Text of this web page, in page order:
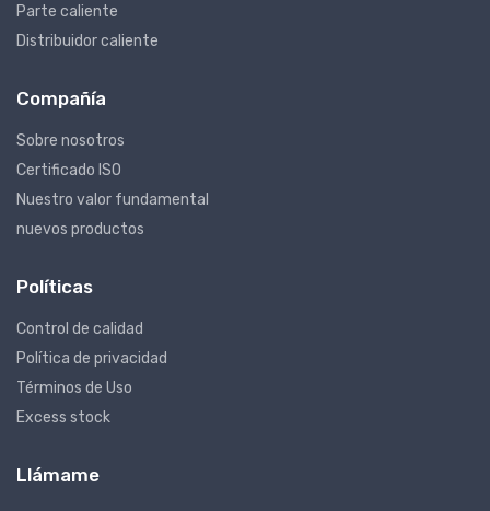
Parte caliente
Distribuidor caliente
Compañía
Sobre nosotros
Certificado ISO
Nuestro valor fundamental
nuevos productos
Políticas
Control de calidad
Política de privacidad
Términos de Uso
Excess stock
Llámame